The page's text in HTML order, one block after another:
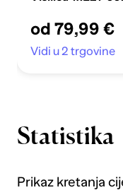
od 79,99 €
Vidi u 2 trgovine
Statistika
Prikaz kretanja